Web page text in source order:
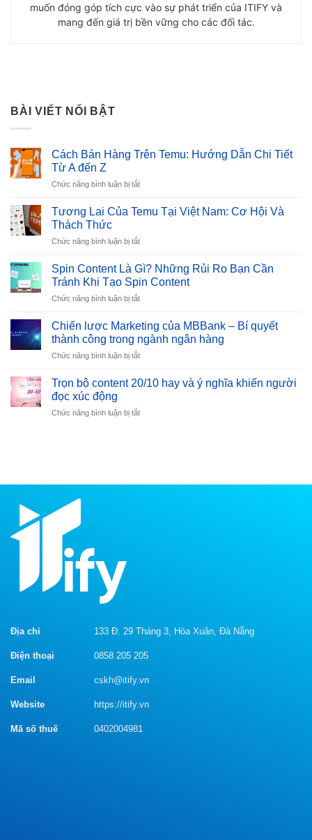
muốn đóng góp tích cực vào sự phát triển của ITIFY và
mang đến giá trị bền vững cho các đối tác.
BÀI VIẾT NỔI BẬT
Cách Bán Hàng Trên Temu: Hướng Dẫn Chi Tiết
Từ A đến Z
Chức năng bình luận bị tắtở
Temu:
Dẫn
Chi
Từ
đến
Z
Tương Lai Của Temu Tại Việt Nam: Cơ Hội Và
Thách Thức
Chức năng bình luận bị tắtở
Lai
Của
Temu
Tại
Nam:
Cơ
Hội
Và
Thức
Spin Content Là Gì? Những Rủi Ro Bạn Cần
Tránh Khi Tạo Spin Content
Chức năng bình luận bị tắtở
Content
Gì?
Những
Ro
Tránh
Chiến lược Marketing của MBBank – Bí quyết
thành công trong ngành ngân hàng
Chức năng bình luận bị tắtở
lược
MBBank
trong
Trọn bộ content 20/10 hay và ý nghĩa khiến người
đọc xúc động
Chức năng bình luận bị tắtở
và
Địa chỉ 133 Đ. 29 Tháng 3, Hòa Xuân, Đà Nẵng
Điện thoại 0858 205 205
Email cskh@itify.vn
Website https://itify.vn
Mã số thuế 0402004981